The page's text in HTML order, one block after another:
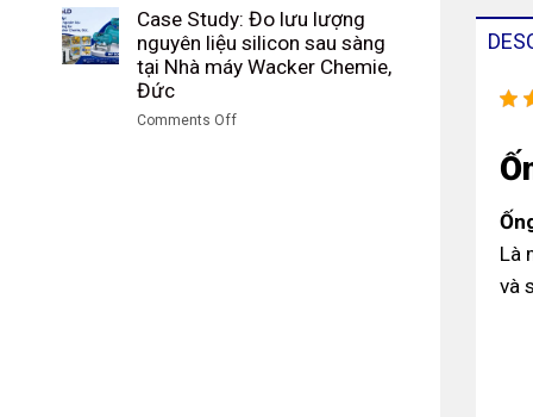
hóa
Tập
đoàn
Công
nghiệp
sau
sàng
tại
nhà
máy
Case
Study:
Kiểm
soát
hạch
Case Study: Đo lưu lượng
nguyên liệu silicon sau sàng
tại Nhà máy Wacker Chemie,
Đức
Comments Off
Là
và